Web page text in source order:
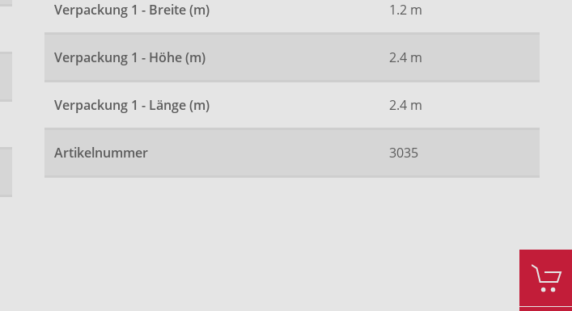
Verpackung 1 - Breite (m) 1.2 m
Verpackung 1 - Höhe (m) 2.4 m
Verpackung 1 - Länge (m) 2.4 m
Artikelnummer 3035